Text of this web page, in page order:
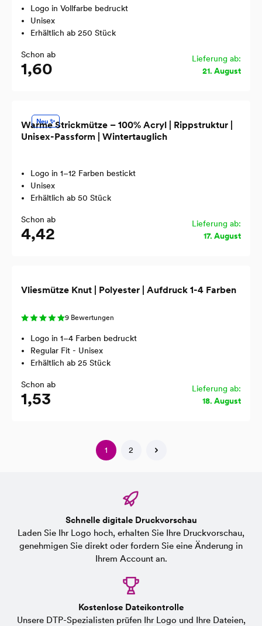
Logo in Vollfarbe bedruckt
Unisex
Erhältlich ab 250 Stück
Schon ab
1,60
Lieferung ab:
21. August
Neu ✨
Warme Strickmütze – 100% Acryl | Rippstruktur |
Unisex-Passform | Wintertauglich
Logo in 1–12 Farben bestickt
Unisex
Erhältlich ab 50 Stück
Schon ab
4,42
Lieferung ab:
17. August
Vliesmütze Knut | Polyester | Aufdruck 1-4 Farben
9 Bewertungen
Logo in 1–4 Farben bedruckt
Regular Fit - Unisex
Erhältlich ab 25 Stück
Schon ab
1,53
Lieferung ab:
18. August
1 2
Schnelle digitale Druckvorschau
Laden Sie Ihr Logo hoch, erhalten Sie Ihre Druckvorschau,
genehmigen Sie direkt oder fordern Sie eine Änderung in
Ihrem Account an.
Kostenlose Dateikontrolle
Unsere DTP-Spezialisten prüfen Ihr Logo und Ihre Dateien,